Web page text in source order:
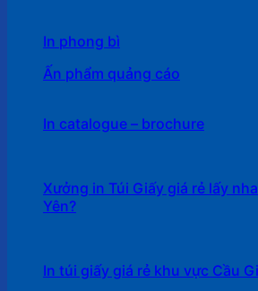
In phong bì
Ấn phẩm quảng cáo
In catalogue – brochure
Xưởng in Túi Giấy giá rẻ lấy
Yên?
In túi giấy giá rẻ khu vực Cầu